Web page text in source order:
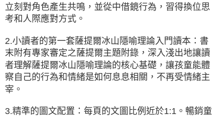
立刻對角色產生共鳴，並從中借鏡行為，習得換位思
考和人際應對方式。
2.小讀者的第一套薩提爾冰山隱喻理論入門讀本：書
末附有專家審定之薩提爾主題附錄，深入淺出地讓讀
者理解薩提爾冰山隱喻理論的核心基礎，讓孩童能體
察自己的行為和情緒是如何息息相關，不再受情緒主
宰。
3.精準的圖文配置：每頁的文圖比例近於1:1。暢銷童